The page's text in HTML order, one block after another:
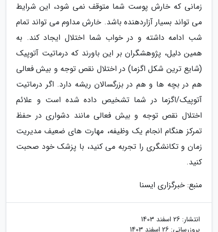
زمانی که خارش پوست شما متوقف نمی شود، این شرایط
می تواند بسیار آزاردهنده باشد. خارش مداوم می تواند تمام
شب ادامه داشته و در خواب شما اختلال ایجاد کند. به
همین دلیل، پژوهشگران بر این باورند که درماتیت آتوپیک
(شایع ترین شکل اگزما) در اختلال نقص توجه و بیش فعالی
هم در بچه ها و هم در بزرگسالان ریشه دارد. اگر درماتیت
آتوپیک/اگزما در شما تشخیص داده شده است و علائم
اختلال نقص توجه و بیش فعالی مانند دشواری در حفظ
تمرکز هنگام انجام یک وظیفه، مهارت های ضعیف مدیریت
زمان و تکانشگری را تجربه می کنید، با پزشک خود صحبت
کنید.
منبع: خبرگزاری ایسنا
انتشار: 26 اسفند 1403
بروزرسانی: 26 اسفند 1403